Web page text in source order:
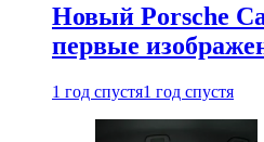
Новый Porsche
первые
1 год спустя1 год спустя